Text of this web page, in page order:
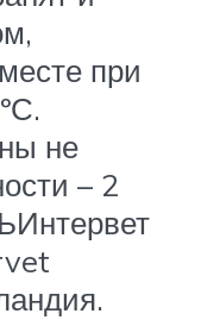
при
не
– 2